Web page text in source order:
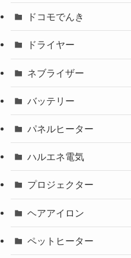
ドコモでんき
ドライヤー
ネブライザー
バッテリー
パネルヒーター
ハルエネ電気
プロジェクター
ヘアアイロン
ペットヒーター